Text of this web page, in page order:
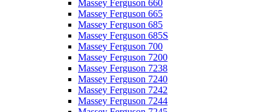
Massey Ferguson 660
Massey Ferguson 665
Massey Ferguson 685
Massey Ferguson 685S
Massey Ferguson 700
Massey Ferguson 7200
Massey Ferguson 7238
Massey Ferguson 7240
Massey Ferguson 7242
Massey Ferguson 7244